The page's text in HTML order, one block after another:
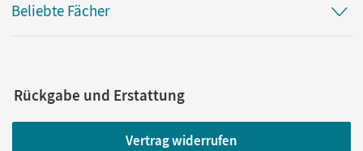
Beliebte Fächer
Rückgabe und Erstattung
Vertrag widerrufen